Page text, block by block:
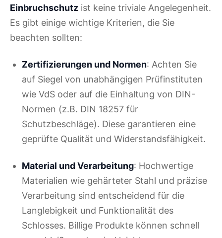
Einbruchschutz ist keine triviale Angelegenheit.
Es gibt einige wichtige Kriterien, die Sie
beachten sollten:
Zertifizierungen und Normen: Achten Sie
auf Siegel von unabhängigen Prüfinstituten
wie VdS oder auf die Einhaltung von DIN-
Normen (z.B. DIN 18257 für
Schutzbeschläge). Diese garantieren eine
geprüfte Qualität und Widerstandsfähigkeit.
Material und Verarbeitung: Hochwertige
Materialien wie gehärteter Stahl und präzise
Verarbeitung sind entscheidend für die
Langlebigkeit und Funktionalität des
Schlosses. Billige Produkte können schnell